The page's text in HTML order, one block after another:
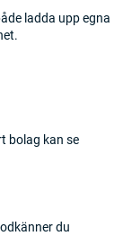
ladda upp egna
bolag kan se
du